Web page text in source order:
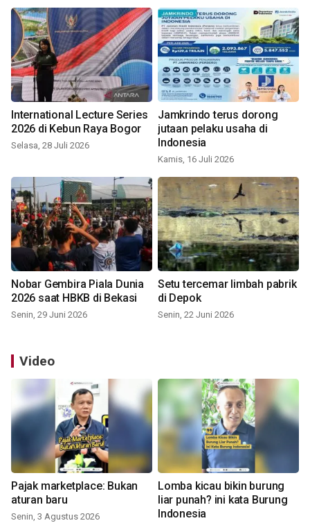
International Lecture Series
2026 di Kebun Raya Bogor
Selasa, 28 Juli 2026
Jamkrindo terus dorong
jutaan pelaku usaha di
Indonesia
Kamis, 16 Juli 2026
Nobar Gembira Piala Dunia
2026 saat HBKB di Bekasi
Senin, 29 Juni 2026
Setu tercemar limbah pabrik
di Depok
Senin, 22 Juni 2026
Video
Pajak marketplace: Bukan
aturan baru
Senin, 3 Agustus 2026
Lomba kicau bikin burung
liar punah? ini kata Burung
Indonesia